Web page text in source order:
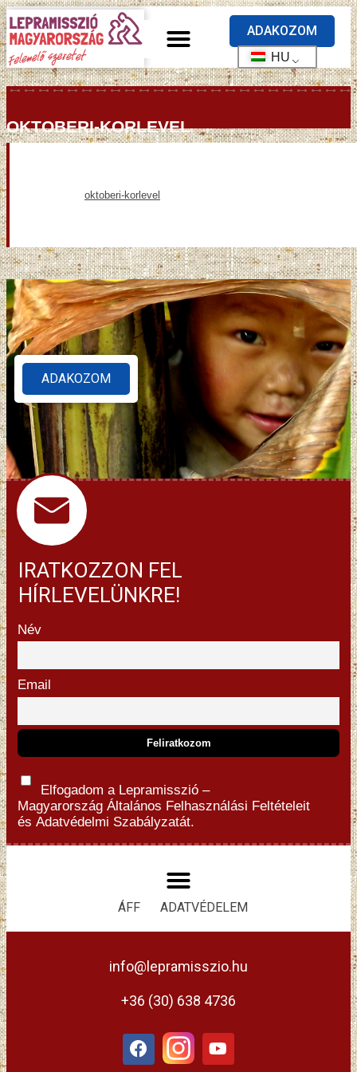
ADAKOZOM
HU
OKTOBERI-KORLEVEL
oktoberi-korlevel
ADAKOZOM
IRATKOZZON FEL
HÍRLEVELÜNKRE!
Név
Email
Elfogadom a Lepramisszió –
Magyarország Általános Felhasználási Feltételeit
és Adatvédelmi Szabályzatát.
ÁFF ADATVÉDELEM
info@lepramisszio.hu
+36 (30) 638 4736